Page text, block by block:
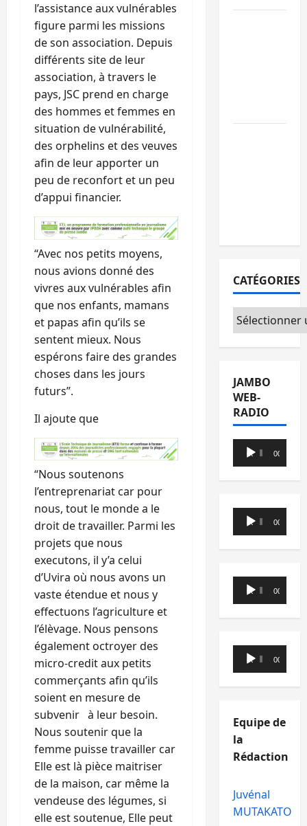
l’assistance aux vulnérables
figure parmi les missions
de son association. Depuis
différents site de leur
association, à travers le
pays, JSC prend en charge
des hommes et femmes en
situation de vulnérabilité,
des orphelins et des veuves
afin de leur apporter un
peu de reconfort et un peu
d’appui financier.
“Avec nos petits moyens,
nous avions donné des
vivres aux vulnérables afin
que nos enfants, mamans
et papas afin qu’ils se
sentent mieux. Nous
espérons faire des grandes
choses dans les jours
futurs”.
Il ajoute que
“Nous soutenons
l’entreprenariat car pour
nous, tout le monde a le
droit de travailler. Parmi les
projets que nous
executons, il y’a celui
d’Uvira où nous avons un
vaste étendue et nous y
effectuons l’agriculture et
l’élèvage. Nous pensons
également octroyer des
micro-credit aux petits
commerçants afin qu’ils
soient en mesure de
subvenir à leur besoin.
Nous soutenir que la
femme puisse travailler car
Elle est là pièce maitriser
de la maison, car même la
vendeuse des légumes, si
elle est soutenue, Elle peut
CATÉGORIES
Catégories
JAMBO
WEB-
RADIO
Lecteur
audio
00:00 00:00
Lecteur
audio
00:00 00:00
Lecteur
audio
00:00 00:00
Lecteur
audio
00:00 00:00
Equipe de
la
Rédaction
Juvénal
MUTAKATO